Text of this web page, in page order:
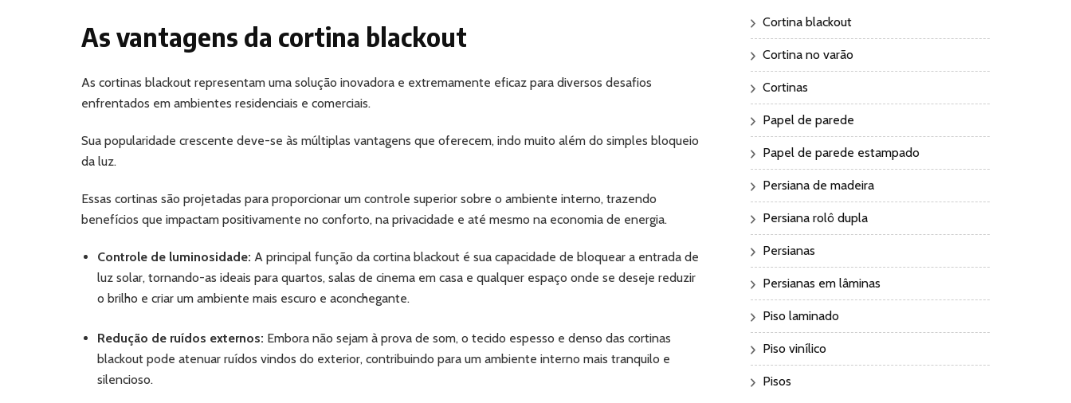
As vantagens da cortina blackout
As cortinas blackout representam uma solução inovadora e extremamente eficaz para diversos desafios
enfrentados em ambientes residenciais e comerciais.
Sua popularidade crescente deve-se às múltiplas vantagens que oferecem, indo muito além do simples bloqueio
da luz.
Essas cortinas são projetadas para proporcionar um controle superior sobre o ambiente interno, trazendo
benefícios que impactam positivamente no conforto, na privacidade e até mesmo na economia de energia.
Controle de luminosidade: A principal função da cortina blackout é sua capacidade de bloquear a entrada de
luz solar, tornando-as ideais para quartos, salas de cinema em casa e qualquer espaço onde se deseje reduzir
o brilho e criar um ambiente mais escuro e aconchegante.
Redução de ruídos externos: Embora não sejam à prova de som, o tecido espesso e denso das cortinas
blackout pode atenuar ruídos vindos do exterior, contribuindo para um ambiente interno mais tranquilo e
silencioso.
Cortina blackout
Cortina no varão
Cortinas
Papel de parede
Papel de parede estampado
Persiana de madeira
Persiana rolô dupla
Persianas
Persianas em lâminas
Piso laminado
Piso vinílico
Pisos